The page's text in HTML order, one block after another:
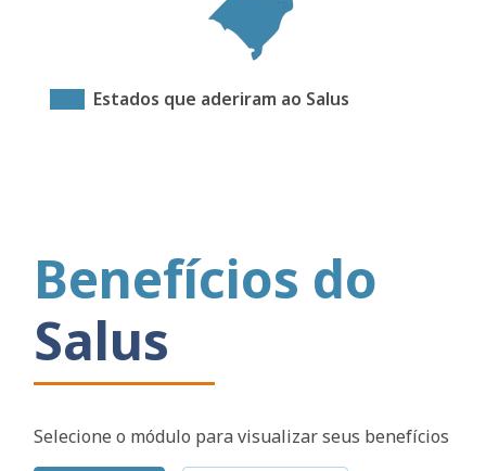
Estados que aderiram ao Salus
Benefícios do
Salus
Selecione o módulo para visualizar seus benefícios